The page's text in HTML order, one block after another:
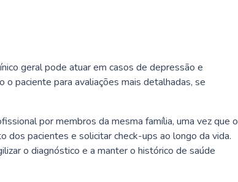
geral pode atuar em casos de depressão e
o paciente para avaliações mais detalhadas, se
por membros da mesma família, uma vez que o
dos pacientes e solicitar check-ups ao longo da vida.
o diagnóstico e a manter o histórico de saúde